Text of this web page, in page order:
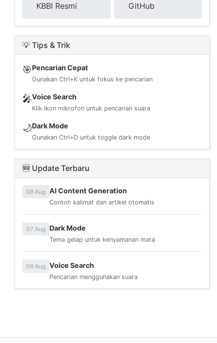
KBBI Resmi GitHub
💡 Tips & Trik
🎯Pencarian Cepat
Gunakan Ctrl+K untuk fokus ke pencarian
🎤Voice Search
Klik ikon mikrofon untuk pencarian suara
🌙Dark Mode
Gunakan Ctrl+D untuk toggle dark mode
🆕 Update Terbaru
08 Aug AI Content Generation
Contoh kalimat dan artikel otomatis
07 Aug Dark Mode
Tema gelap untuk kenyamanan mata
06 Aug Voice Search
Pencarian menggunakan suara